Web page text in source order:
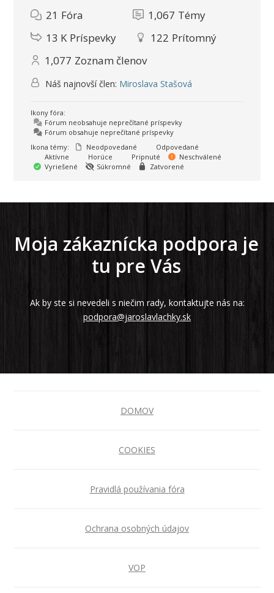
21 Fóra 1,067 Témy
13 K Príspevky 122 Prítomný
1,077 Zoznam členov
Náš najnovší člen: Miroslava Stašová
Ikony fóra:
Fórum neobsahuje neprečítané príspevky
Fórum obsahuje neprečítané príspevky
Ikona témy:
Neodpovedané
Odpovedané
Aktívne
Horúce Pripnuté
Neschválené
Vyriešené
Súkromné Zatvorené
Moja zákaznícka podpora je
tu pre Vás
Ak by ste si nevedeli s niečim rady, kontaktujte nás na:
podpora@jaroslavlachky.sk
DOMOV
COOKIES
Pravidlá používania fóra
Ochrana osobných údajov
VOP